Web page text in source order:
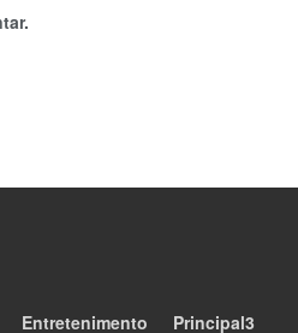
Entretenimento Principal3